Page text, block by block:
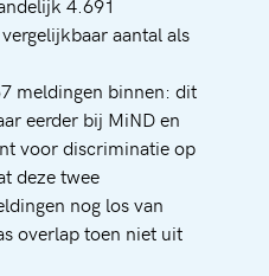
aantal als
meldingen binnen: dit
eerder bij MiND en
voor discriminatie op
deze twee
nog los van
overlap toen niet uit